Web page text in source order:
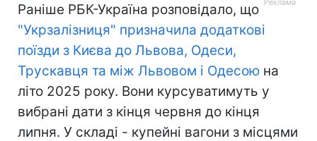
Раніше РБК-Україна розповідало, що
"Укрзалізниця" призначила додаткові
поїзди з Києва до Львова, Одеси,
Трускавця та між Львовом і Одесою на
літо 2025 року. Вони курсуватимуть у
вибрані дати з кінця червня до кінця
липня. У складі - купейні вагони з місцями